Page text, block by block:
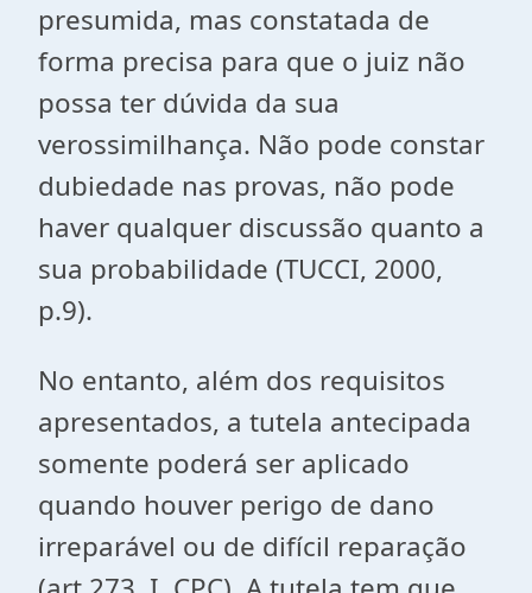
presumida, mas constatada de
forma precisa para que o juiz não
possa ter dúvida da sua
verossimilhança. Não pode constar
dubiedade nas provas, não pode
haver qualquer discussão quanto a
sua probabilidade (TUCCI, 2000,
p.9).
No entanto, além dos requisitos
apresentados, a tutela antecipada
somente poderá ser aplicado
quando houver perigo de dano
irreparável ou de difícil reparação